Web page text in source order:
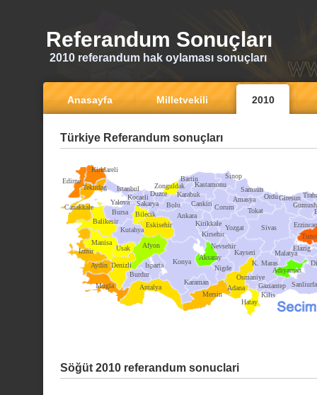
Referandum Sonuçları
2010 referandum hak oylaması sonuçları
Anasayfa Milletvekili 2010
Türkiye Referandum sonuçları
Ankara
Kirklareli
Edirne
Tekirdag
Canakkale
Balikesir
Bursa
Istanbul
Kocaeli
Sakarya
Zonguldak
Bolu
Bilecik
Eskisehir
Kutahya
Manisa
Izmir
Aydin
Mugla
Denizli
Burdur
Usak Afyon
Isparta
Antalya
Konya
Mersin
Kirsehir
Cankiri
Kastamonu
Sinop
Corum
Yozgat
Nevsehir
Nigde
Adana
Hatay
K. Maras
Kayseri
Sivas
Tokat
Amasya
Samsun
OrduGiresun
Erzincan
Malatya
Gaziantep Sanliurfa
Adiyaman
Elazig
Kirikkale
Karaman
Aksaray
Kilis
Duzce Karabuk
Bartin
Osmaniye
Yalova
Söğüt 2010 referandum sonuclari